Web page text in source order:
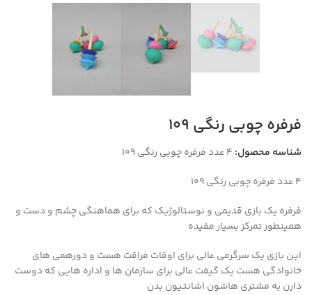
فرفره چوبی رنگی ۱۰۹
شناسه محصول: ۴ عدد فرفره چوبی رنگی ۱۰۹
۴ عدد فرفره چوبی رنگی ۱۰۹
فرفره یک بازی قدیمی و نوستالوژیک که برای هماهنگی چشم و دست و
همینطور تمرکز بسیار مفیده
این بازی یک سرگرمی عالی برای اوقات فراقت هست و دورهمی های
خانوادگی هست یک گیفت عالی برای سازمان ها و اداره هایی که دوست
دارن به مشتری هاشون اشانتیون بدن